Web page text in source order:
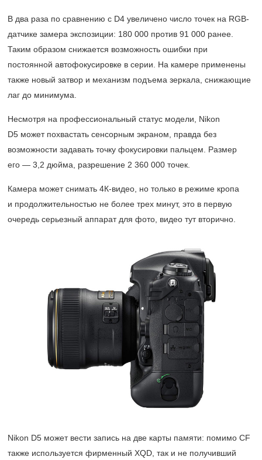
В два раза по сравнению с D4 увеличено число точек на RGB-
датчике замера экспозиции: 180 000 против 91 000 ранее.
Таким образом снижается возможность ошибки при
постоянной автофокусировке в серии. На камере применены
также новый затвор и механизм подъема зеркала, снижающие
лаг до минимума.
Несмотря на профессиональный статус модели, Nikon
D5 может похвастать сенсорным экраном, правда без
возможности задавать точку фокусировки пальцем. Размер
его — 3,2 дюйма, разрешение 2 360 000 точек.
Камера может снимать 4К-видео, но только в режиме кропа
и продолжительностью не более трех минут, это в первую
очередь серьезный аппарат для фото, видео тут вторично.
Nikon D5 может вести запись на две карты памяти: помимо CF
также используется фирменный XQD, так и не получивший